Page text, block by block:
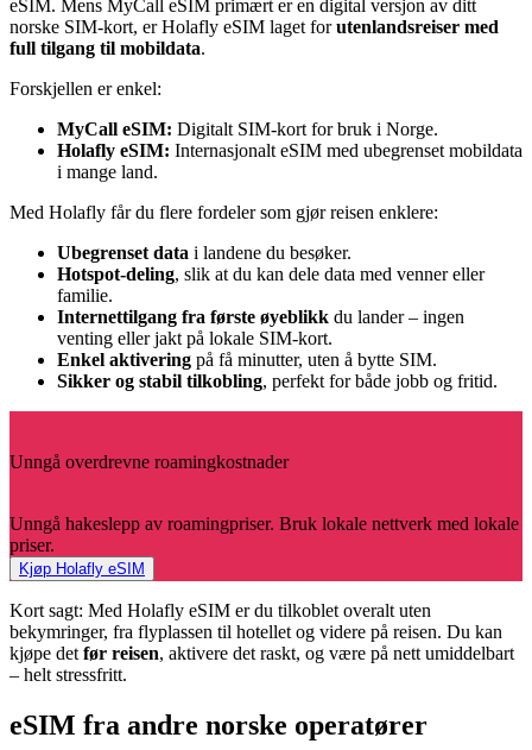
eSIM. Mens MyCall eSIM primært er en digital versjon av ditt
norske SIM-kort, er Holafly eSIM laget forutenlandsreiser med
full tilgang til mobildata.
Forskjellen er enkel:
MyCall eSIM: Digitalt SIM-kort for bruk i Norge.
Holafly eSIM: Internasjonalt eSIM med ubegrenset mobildata
i mange land.
Med Holafly får du flere fordeler som gjør reisen enklere:
Ubegrenset data i landene du besøker.
Hotspot-deling, slik at du kan dele data med venner eller
familie.
Internettilgang fra første øyeblikk du lander – ingen
venting eller jakt på lokale SIM-kort.
Enkel aktivering på få minutter, uten å bytte SIM.
Sikker og stabil tilkobling, perfekt for både jobb og fritid.
Unngå overdrevne roamingkostnader
Unngå hakeslepp av roamingpriser. Bruk lokale nettverk med lokale
priser.
Kjøp Holafly eSIM
Kort sagt: Med Holafly eSIM er du tilkoblet overalt uten
bekymringer, fra flyplassen til hotellet og videre på reisen. Du kan
kjøpe det før reisen, aktivere det raskt, og være på nett umiddelbart
– helt stressfritt.
eSIM fra andre norske operatører